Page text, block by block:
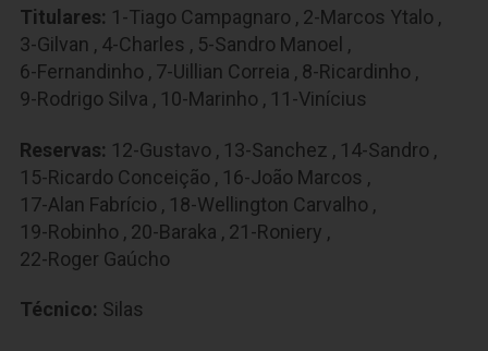
Titulares: 1-Tiago Campagnaro , 2-Marcos Ytalo ,
3-Gilvan , 4-Charles , 5-Sandro Manoel ,
6-Fernandinho , 7-Uillian Correia , 8-Ricardinho ,
9-Rodrigo Silva , 10-Marinho , 11-Vinícius
Reservas: 12-Gustavo , 13-Sanchez , 14-Sandro ,
15-Ricardo Conceição , 16-João Marcos ,
17-Alan Fabrício , 18-Wellington Carvalho ,
19-Robinho , 20-Baraka , 21-Roniery ,
22-Roger Gaúcho
Técnico: Silas